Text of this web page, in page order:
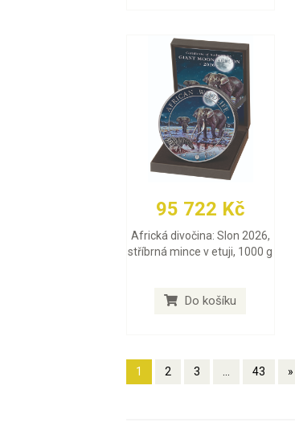
95 722 Kč
Africká divočina: Slon 2026,
stříbrná mince v etuji, 1000 g
Do košíku
1 2 3 ... 43 »